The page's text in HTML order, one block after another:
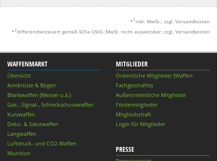
* 1 inkl. MwSt.; zzgl. Versandkosten
*2differenzbesteuert gemäß §25a UStG.;MwSt. nicht ausweisbar; zzgl. Versandkosten
WAFFENMARKT
Übersicht
Armbrüste & Bögen
Blankwaffen (Messer u.ä.)
Gas-, Signal-, Schreckschusswaffen
Kurzwaffen
Deko- & Salutwaffen
Langwaffen
Luftdruck- und CO2-Waffen
Munition
MITGLIEDER
Ordentliche Mitglieder (Waffen-
Fachgeschäfte)
Außerordentliche Mitglieder
Fördermitglieder
Mitgliedschaft
Login für Mitglieder
PRESSE